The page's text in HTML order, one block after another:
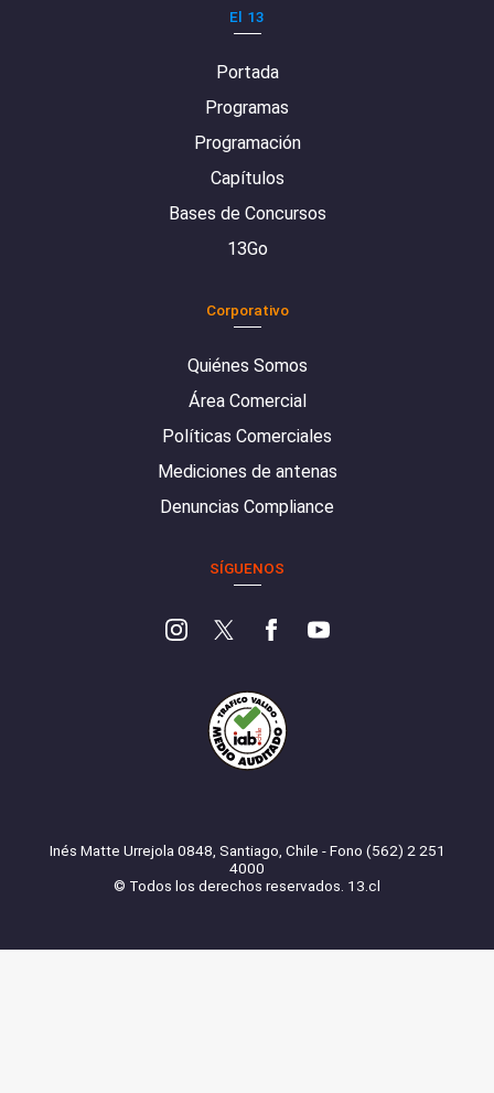
El 13
Portada
Programas
Programación
Capítulos
Bases de Concursos
13Go
Corporativo
Quiénes Somos
Área Comercial
Políticas Comerciales
Mediciones de antenas
Denuncias Compliance
SÍGUENOS
Inés Matte Urrejola 0848, Santiago, Chile - Fono (562) 2 251
4000
© Todos los derechos reservados. 13.cl